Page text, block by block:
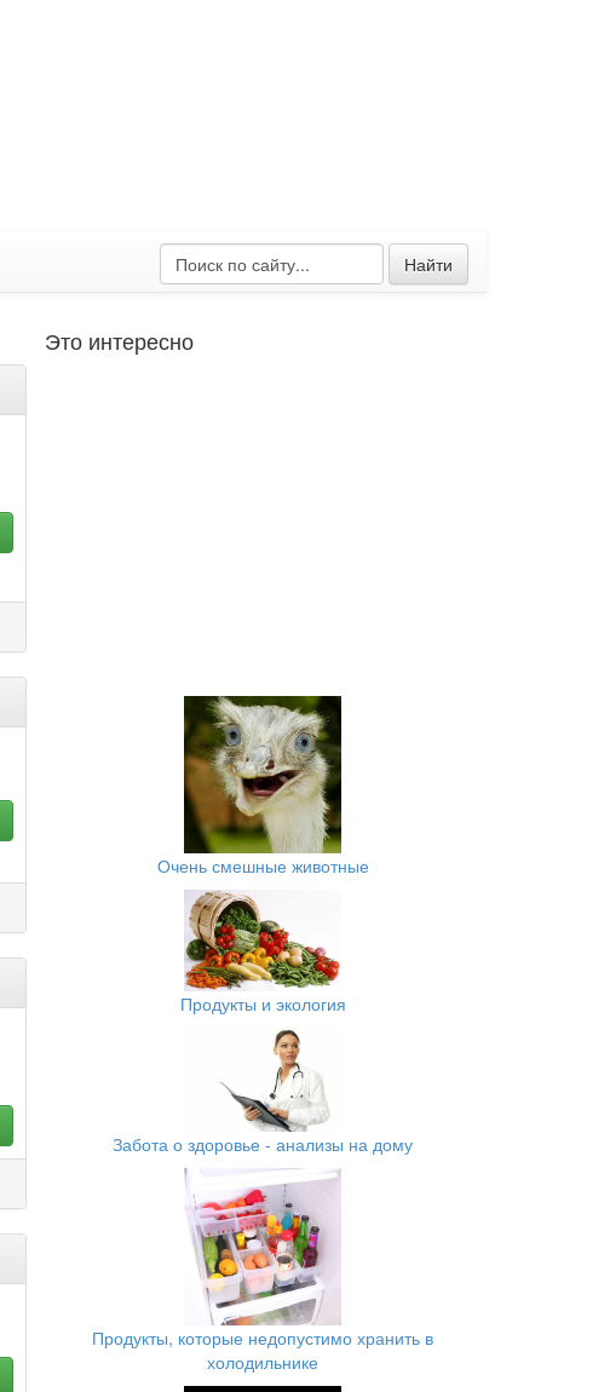
Найти
Это интересно
Очень смешные животные
Продукты и экология
Забота о здоровье - анализы на дому
Продукты, которые недопустимо хранить в
холодильнике